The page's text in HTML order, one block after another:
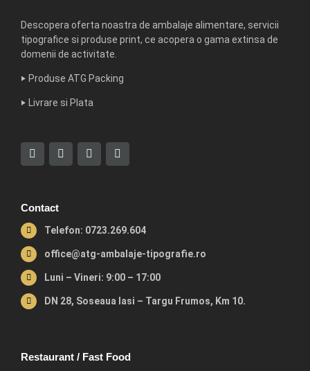
Descopera oferta noastra de ambalaje alimentare, servicii
tipografice si produse print, ce acopera o gama extinsa de
domenii de activitate.
‣ Produse ATG Packing
‣ Livrare si Plata
Contact
Telefon: 0723.269.604
office@atg-ambalaje-tipografie.ro
Luni – Vineri: 9:00 – 17:00
DN 28, Soseaua Iasi – Targu Frumos, Km 10.
Restaurant / Fast Food